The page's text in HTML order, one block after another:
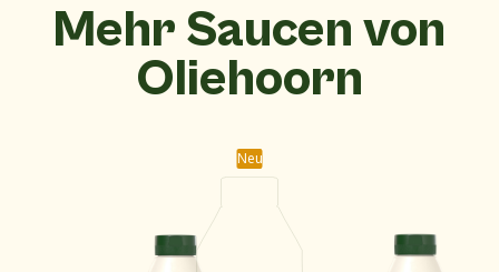
Mehr Saucen von
Oliehoorn
Neu